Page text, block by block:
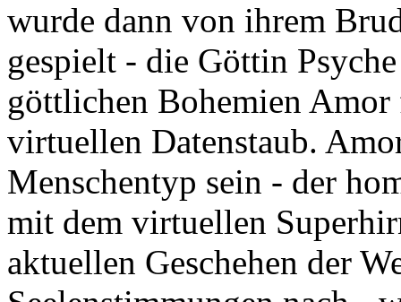
wurde dann von ihrem
gespielt - die Göttin
göttlichen Bohemien
virtuellen Datenstaub.
Menschentyp sein - der
mit dem virtuellen
aktuellen Geschehen der